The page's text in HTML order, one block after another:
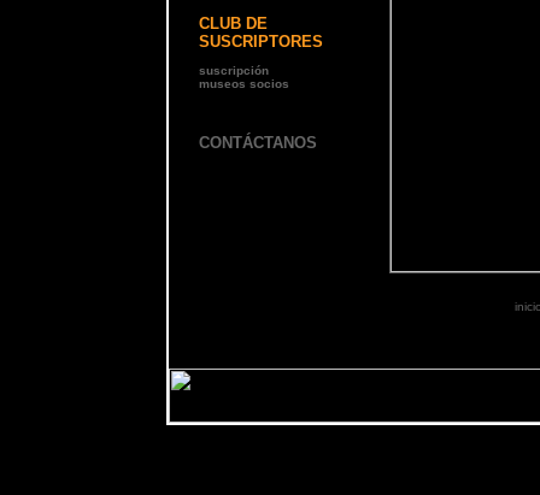
CLUB DE
SUSCRIPTORES
suscripción
museos socios
CONTÁCTANOS